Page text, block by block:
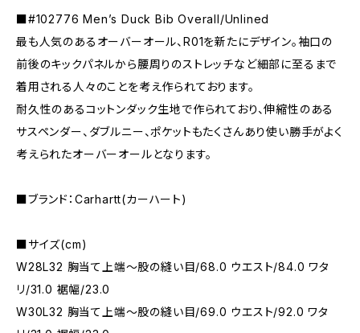
■#102776 Men’s Duck Bib Overall/Unlined
最も人気のあるオーバーオール、R01を新たにデザイン。袖口の
前後のキックパネルから腰周りのストレッチなど細部に至るまで
着用される人々のことを考え作られております。
耐久性のあるコットンダック生地で作られており、伸縮性のある
サスペンダー、ダブルニー、ポケットもたくさんあり使い勝手がよく
考えられたオーバーオールとなります。
■ブランド：Carhartt(カーハート)
■サイズ(cm)
W28L32 胸当て上端～股の縫い目/68.0 ウエスト/84.0 ワタ
リ/31.0 裾幅/23.0
W30L32 胸当て上端～股の縫い目/69.0 ウエスト/92.0 ワタ